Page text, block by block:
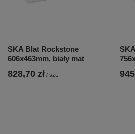
SKA Blat Rockstone
606x463mm, biały mat
828,70 zł / szt.